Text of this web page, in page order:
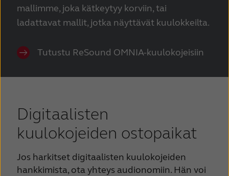
mallimme, joka kätkeytyy korviin, tai
ladattavat mallit, jotka näyttävät kuulokkeilta.
Tutustu ReSound OMNIA-kuulokojeisiin
Digitaalisten
kuulokojeiden ostopaikat
Jos harkitset digitaalisten kuulokojeiden
hankkimista, ota yhteys audionomiin. Hän voi